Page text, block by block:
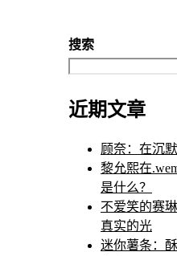
搜索
近期文章
顾奈：在沉
黎允熙在
是什么？
不爱笑的赛
真实的光
迷你薯条：